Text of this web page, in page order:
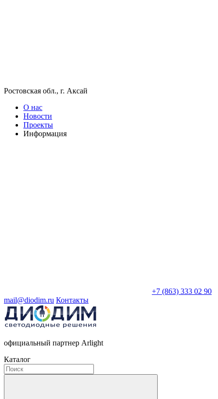
Ростовская обл., г. Аксай
О нас
Новости
Проекты
Информация
+7 (863) 333 02 90
mail@diodim.ru Контакты
официальный партнер Arlight
Каталог